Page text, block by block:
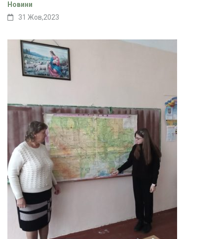
Новини
31 Жов,2023